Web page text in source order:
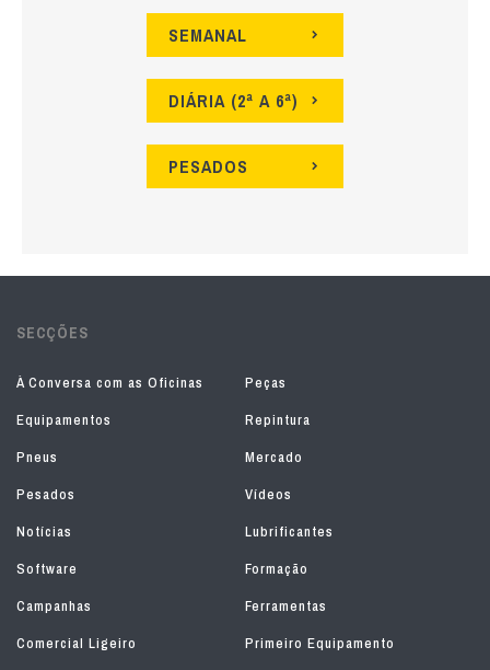
SEMANAL
DIÁRIA (2ª A 6ª)
PESADOS
SECÇÕES
À Conversa com as Oficinas
Peças
Equipamentos
Repintura
Pneus
Mercado
Pesados
Vídeos
Notícias
Lubrificantes
Software
Formação
Campanhas
Ferramentas
Comercial Ligeiro
Primeiro Equipamento